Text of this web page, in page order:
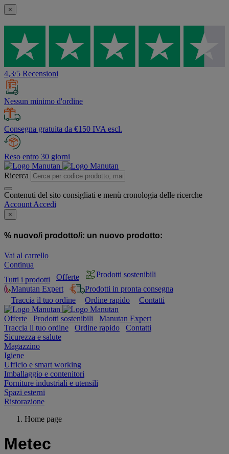
×
4,3/5 Recensioni
Nessun minimo d'ordine
Consegna gratuita da €150 IVA escl.
Reso entro 30 giorni
Ricerca
Contenuti del sito consigliati e menù cronologia delle ricerche
Account Accedi
×
% nuovo/i prodotto/i: un nuovo prodotto:
Vai al carrello
Continua
Tutti i prodotti
Offerte
Prodotti sostenibili
Manutan Expert
Prodotti in pronta consegna
Traccia il tuo ordine
Ordine rapido Contatti
Offerte Prodotti sostenibili
Manutan Expert
Traccia il tuo ordine
Ordine rapido
Contatti
Sicurezza e salute
Magazzino
Igiene
Ufficio e smart working
Imballaggio e contenitori
Forniture industriali e utensili
Spazi esterni
Ristorazione
Home page
Metec